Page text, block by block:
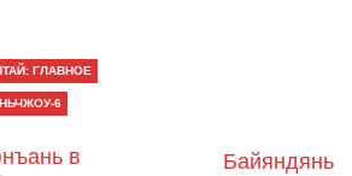
ГЛАВНОЕ
6
в
Байяндянь